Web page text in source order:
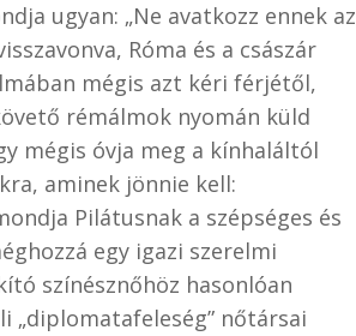
ugyan: „Ne avatkozz ennek az
Róma és a császár
mégis azt kéri férjétől,
rémálmok nyomán küld
mégis óvja meg a kínhaláltól
aminek jönnie kell:
Pilátusnak a szépséges és
egy igazi szerelmi
színésznőhöz hasonlóan
„diplomatafeleség” nőtársai